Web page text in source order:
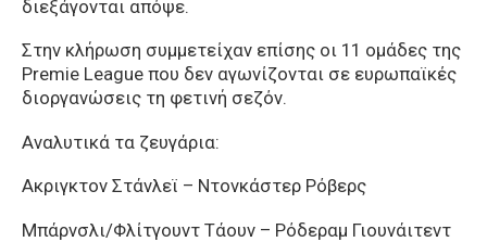
διεξάγονται απόψε.
Στην κλήρωση συμμετείχαν επίσης οι 11 ομάδες της
Premie League που δεν αγωνίζονται σε ευρωπαϊκές
διοργανώσεις τη φετινή σεζόν.
Αναλυτικά τα ζευγάρια:
Ακριγκτον Στάνλεϊ – Ντονκάστερ Ρόβερς
Μπάρνσλι/Φλίτγουντ Τάουν – Ρόδεραμ Γιουνάιτεντ